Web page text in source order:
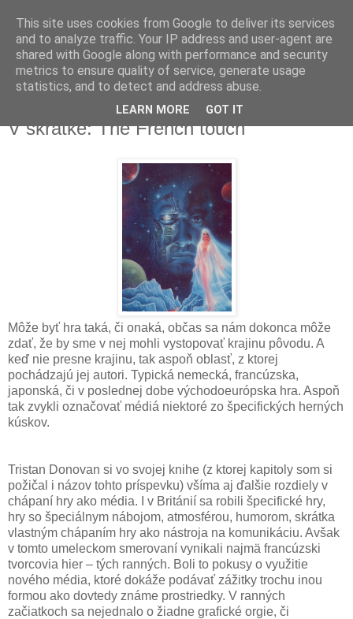
utorok 19. júla 2011
V skratke: The French touch
Môže byť hra taká, či onaká, občas sa nám dokonca môže
zdať, že by sme v nej mohli vystopovať krajinu pôvodu. A
keď nie presne krajinu, tak aspoň oblasť, z ktorej
pochádzajú jej autori. Typická nemecká, francúzska,
japonská, či v poslednej dobe východoeurópska hra. Aspoň
tak zvykli označovať médiá niektoré zo špecifických herných
kúskov.
Tristan Donovan si vo svojej knihe (z ktorej kapitoly som si
požičal i názov tohto príspevku) všíma aj ďalšie rozdiely v
chápaní hry ako média. I v Británií sa robili špecifické hry,
hry so špeciálnym nábojom, atmosférou, humorom, skrátka
vlastným chápaním hry ako nástroja na komunikáciu. Avšak
v tomto umeleckom smerovaní vynikali najmä francúzski
tvorcovia hier – tých ranných. Boli to pokusy o využitie
nového média, ktoré dokáže podávať zážitky trochu inou
formou ako dovtedy známe prostriedky. V ranných
začiatkoch sa nejednalo o žiadne grafické orgie, či
This site uses cookies from Google to deliver its services
and to analyze traffic. Your IP address and user-agent are
shared with Google along with performance and security
metrics to ensure quality of service, generate usage
statistics, and to detect and address abuse.
LEARN MORE GOT IT